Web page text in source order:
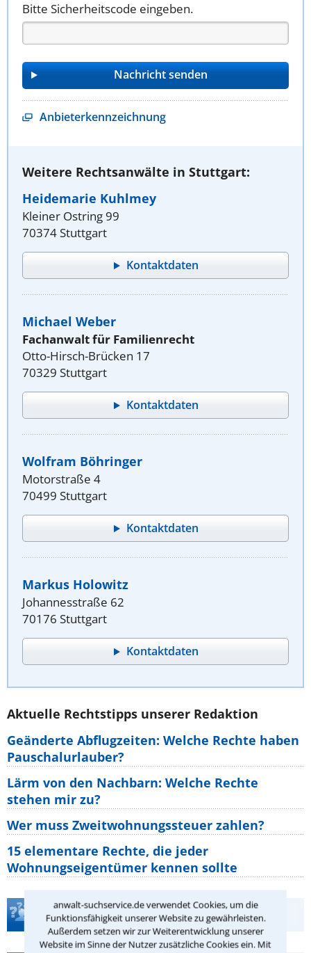
anwalt-suchservice.de verwendet Cookies, um die
Funktionsfähigkeit unserer Website zu gewährleisten.
Außerdem setzen wir zur Weiterentwicklung unserer
Website im Sinne der Nutzer zusätzliche Cookies ein. Mit
Bitte Sicherheitscode eingeben.
Anbieterkennzeichnung
Weitere Rechtsanwälte in Stuttgart:
Heidemarie Kuhlmey
Kleiner Ostring 99
70374 Stuttgart
Kontaktdaten
Michael Weber
Fachanwalt für Familienrecht
Otto-Hirsch-Brücken 17
70329 Stuttgart
Kontaktdaten
Wolfram Böhringer
Motorstraße 4
70499 Stuttgart
Kontaktdaten
Markus Holowitz
Johannesstraße 62
70176 Stuttgart
Kontaktdaten
Aktuelle Rechtstipps unserer Redaktion
Geänderte Abflugzeiten: Welche Rechte haben
Pauschalurlauber?
Lärm von den Nachbarn: Welche Rechte
stehen mir zu?
Wer muss Zweitwohnungssteuer zahlen?
15 elementare Rechte, die jeder
Wohnungseigentümer kennen sollte
Teste Dein Rechtswissen